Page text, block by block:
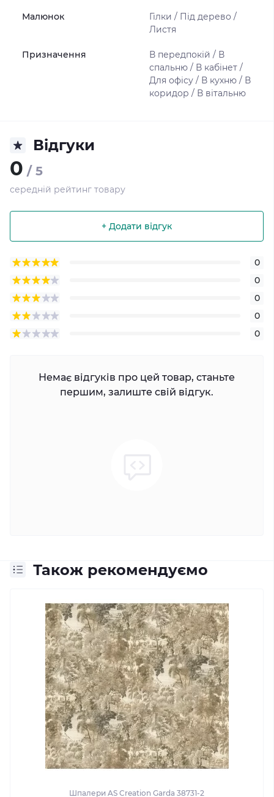
Малюнок
Гілки / Під дерево /
Листя
Призначення
В передпокій / В
спальню / В кабінет /
Для офісу / В кухню / В
коридор / В вітальню
Відгуки
0 / 5
середній рейтинг товару
+ Додати відгук
0
0
0
0
0
Немає відгуків про цей товар, станьте
першим, залиште свій відгук.
Також рекомендуємо
Шпалери AS Creation Garda 38731-2